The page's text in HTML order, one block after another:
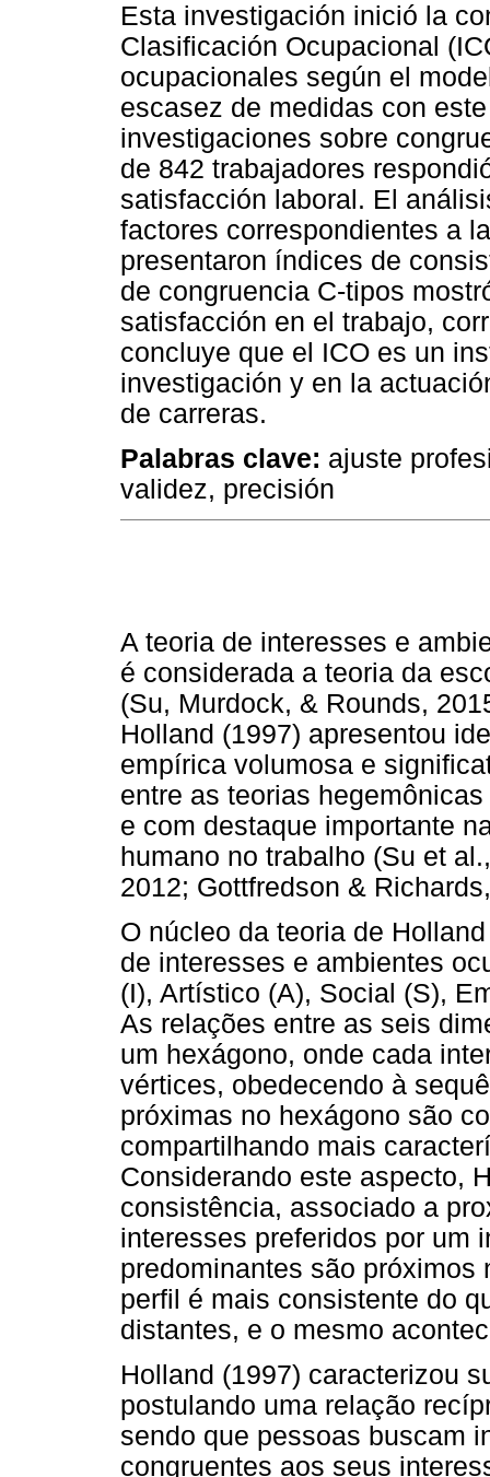
Esta investigación inició la
Clasificación Ocupacional
ocupacionales según el
escasez de medidas con
investigaciones sobre
de 842 trabajadores
satisfacción laboral. El
factores correspondientes a
presentaron índices de
de congruencia C-tipos
satisfacción en el trabajo,
concluye que el ICO es un
investigación y en la
de carreras.
Palabras clave: ajuste
validez, precisión
A teoria de interesses e
é considerada a teoria da
(Su, Murdock, & Rounds,
Holland (1997) apresentou
empírica volumosa e
entre as teorias
e com destaque importante
humano no trabalho (Su et
2012; Gottfredson &
O núcleo da teoria de
de interesses e ambientes
(I), Artístico (A), Social (S),
As relações entre as seis
um hexágono, onde cada
vértices, obedecendo à
próximas no hexágono são
compartilhando mais
Considerando este aspecto,
consistência, associado a
interesses preferidos por um
predominantes são próximos
perfil é mais consistente do
distantes, e o mesmo
Holland (1997) caracterizou
postulando uma relação
sendo que pessoas buscam
congruentes aos seus